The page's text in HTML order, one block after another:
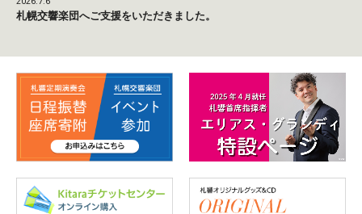
札幌交響楽団へご支援をいただきました。